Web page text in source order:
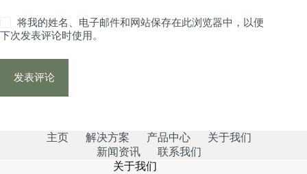
将我的姓名、电子邮件和网站保存在此浏览器中，以便
下次发表评论时使用。
发表评论
主页 解决方案 产品中心
关于我们
新闻资讯
联系我们
关于我们